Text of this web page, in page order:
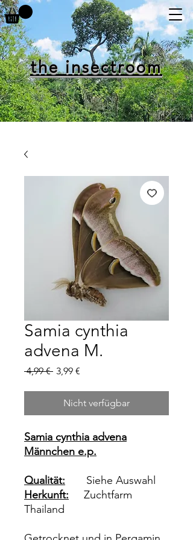
the insectroom
Samia cynthia
advena M.
4,99 € Standardpreis
3,99 €
Nicht verfügbar
Samia cynthia advena
Männchen e.p.
Qualität: Siehe Auswahl
Herkunft: Zuchtfarm
Thailand